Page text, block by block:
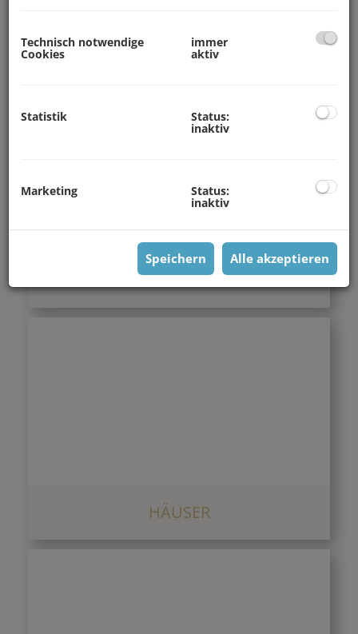
GRUNDSTÜCKE
HÄUSER
Technisch notwendige
Cookies
immer
aktiv
Statistik Status:
inaktiv
Marketing Status:
inaktiv
Speichern Alle akzeptieren